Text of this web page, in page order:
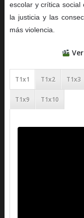
escolar y crítica social
la justicia y las
más violencia.
T1x1 T1x2 T1x3
T1x9 T1x10